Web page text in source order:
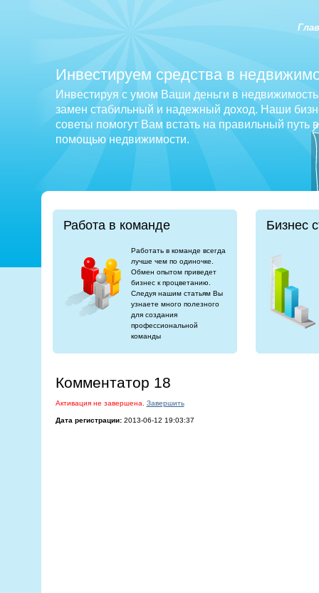
Инвестируем средства в
Инвестируя с умом Ваши деньги в
замен стабильный и надежный доход. Наши
советы помогут Вам встать на правильный путь
помощью недвижимости.
Работа в команде
Работать в команде всегда
лучше чем по одиночке.
Обмен опытом приведет
бизнес к процветанию.
Следуя нашим статьям Вы
узнаете много полезного
для создания
профессиональной
команды
Бизнес
Комментатор 18
Активация не завершена. Завершить
Дата регистрации:2013-06-12 19:03:37